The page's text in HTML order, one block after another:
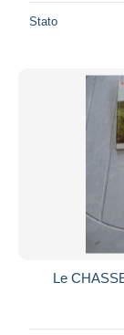
Stato
Le